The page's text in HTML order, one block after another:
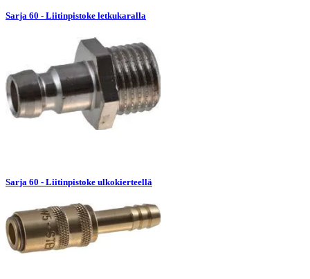
Sarja 60 - Liitinpistoke letkukaralla
Sarja 60 - Liitinpistoke ulkokierteellä